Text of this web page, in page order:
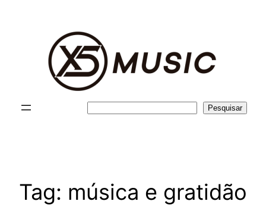
Pesquisar
Tag: música e gratidão